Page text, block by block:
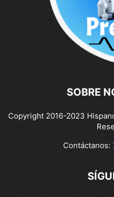
SOBRE
Copyright 2016-2023
Contáctanos: